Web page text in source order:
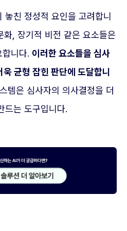
놓친 정성적 요인을 고려합니
화, 장기적 비전 같은 요소들은
니다. 이러한 요소들을 심사
균형 잡힌 판단에 도달합니
템은 심사자의 의사결정을 더
드는 도구입니다.